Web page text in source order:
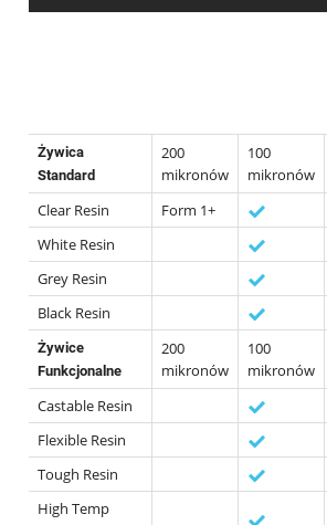
Żywica
Standard
200
mikronów
100
mikronów
Clear Resin
Form 1+
White Resin
Grey Resin
Black Resin
Żywice
Funkcjonalne
200
mikronów
100
mikronów
Castable Resin
Flexible Resin
Tough Resin
High Temp